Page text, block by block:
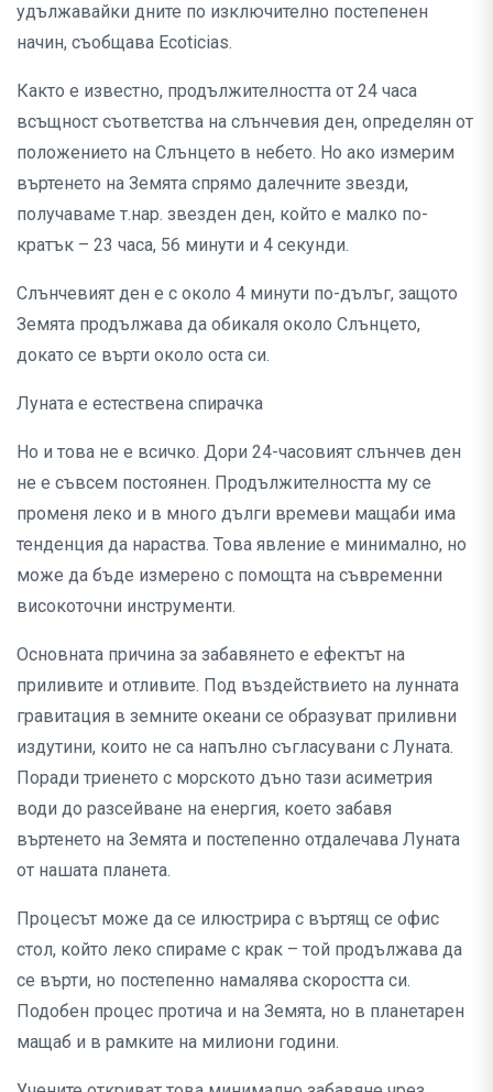
удължавайки дните по изключително постепенен
начин, съобщава Ecoticias.
Както е известно, продължителността от 24 часа
всъщност съответства на слънчевия ден, определян от
положението на Слънцето в небето. Но ако измерим
въртенето на Земята спрямо далечните звезди,
получаваме т.нар. звезден ден, който е малко по-
кратък – 23 часа, 56 минути и 4 секунди.
Слънчевият ден е с около 4 минути по-дълъг, защото
Земята продължава да обикаля около Слънцето,
докато се върти около оста си.
Луната е естествена спирачка
Но и това не е всичко. Дори 24-часовият слънчев ден
не е съвсем постоянен. Продължителността му се
променя леко и в много дълги времеви мащаби има
тенденция да нараства. Това явление е минимално, но
може да бъде измерено с помощта на съвременни
високоточни инструменти.
Основната причина за забавянето е ефектът на
приливите и отливите. Под въздействието на лунната
гравитация в земните океани се образуват приливни
издутини, които не са напълно съгласувани с Луната.
Поради триенето с морското дъно тази асиметрия
води до разсейване на енергия, което забавя
въртенето на Земята и постепенно отдалечава Луната
от нашата планета.
Процесът може да се илюстрира с въртящ се офис
стол, който леко спираме с крак – той продължава да
се върти, но постепенно намалява скоростта си.
Подобен процес протича и на Земята, но в планетарен
мащаб и в рамките на милиони години.